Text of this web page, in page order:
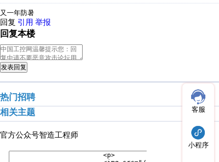
又一年防暑
回复 引用 举报
回复本楼
发表回复
热门招聘
相关主题
官方公众号智造工程师
客服
小程序